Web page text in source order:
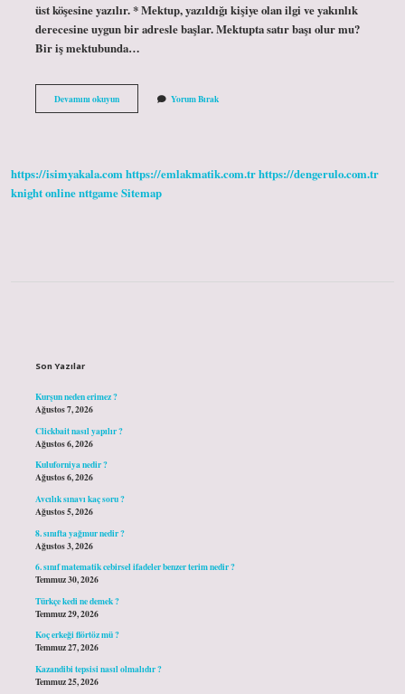
üst köşesine yazılır. * Mektup, yazıldığı kişiye olan ilgi ve yakınlık
derecesine uygun bir adresle başlar. Mektupta satır başı olur mu?
Bir iş mektubunda…
Devamını okuyunMektupta
Başlık
Yorum Bırak
https://isimyakala.comhttps://emlakmatik.com.trhttps://dengerulo.com.tr
knight onlinenttgameSitemap
Son Yazılar
Kurşun neden erimez ?
Ağustos 7, 2026
Clickbait nasıl yapılır ?
Ağustos 6, 2026
Kuluforniya nedir ?
Ağustos 6, 2026
Avcılık sınavı kaç soru ?
Ağustos 5, 2026
8. sınıfta yağmur nedir ?
Ağustos 3, 2026
6. sınıf matematik cebirsel ifadeler benzer terim nedir ?
Temmuz 30, 2026
Türkçe kedi ne demek ?
Temmuz 29, 2026
Koç erkeği flörtöz mü ?
Temmuz 27, 2026
Kazandibi tepsisi nasıl olmalıdır ?
Temmuz 25, 2026